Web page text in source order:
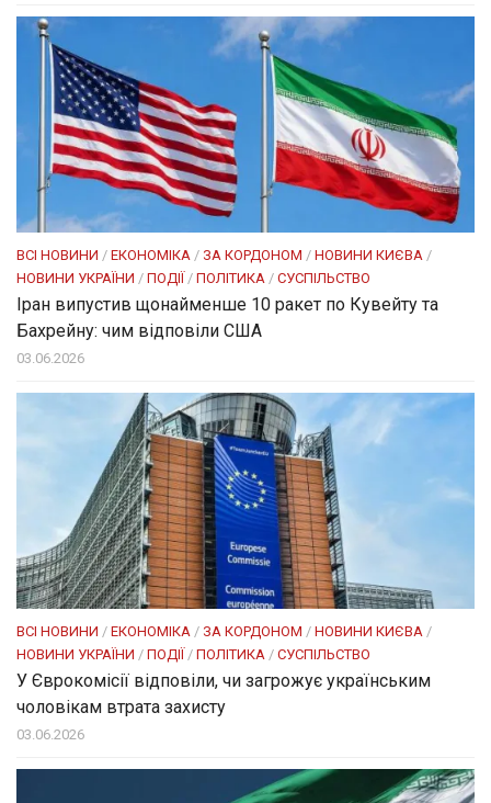
ВСІ НОВИНИ / ЕКОНОМІКА / ЗА КОРДОНОМ / НОВИНИ КИЄВА /
НОВИНИ УКРАЇНИ / ПОДІЇ / ПОЛІТИКА / СУСПІЛЬСТВО
Іран випустив щонайменше 10 ракет по Кувейту та
Бахрейну: чим відповіли США
03.06.2026
ВСІ НОВИНИ / ЕКОНОМІКА / ЗА КОРДОНОМ / НОВИНИ КИЄВА /
НОВИНИ УКРАЇНИ / ПОДІЇ / ПОЛІТИКА / СУСПІЛЬСТВО
У Єврокомісії відповіли, чи загрожує українським
чоловікам втрата захисту
03.06.2026